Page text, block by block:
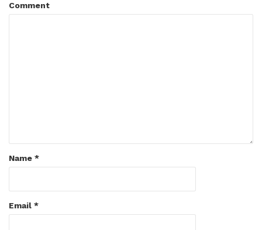
Comment
Name *
Email *